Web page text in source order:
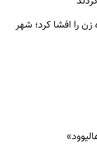
را افشا کرد؛ شهر